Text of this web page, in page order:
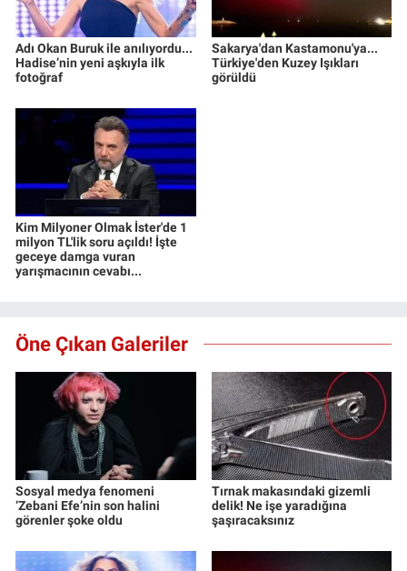
Adı Okan Buruk ile anılıyordu...
Hadise’nin yeni aşkıyla ilk
fotoğraf
Sakarya'dan Kastamonu'ya...
Türkiye'den Kuzey Işıkları
görüldü
Kim Milyoner Olmak İster'de 1
milyon TL'lik soru açıldı! İşte
geceye damga vuran
yarışmacının cevabı...
Öne Çıkan Galeriler
Sosyal medya fenomeni
‘Zebani Efe’nin son halini
görenler şoke oldu
Tırnak makasındaki gizemli
delik! Ne işe yaradığına
şaşıracaksınız